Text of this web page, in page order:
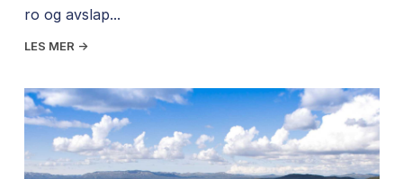
ro og avslap...
LES MER →